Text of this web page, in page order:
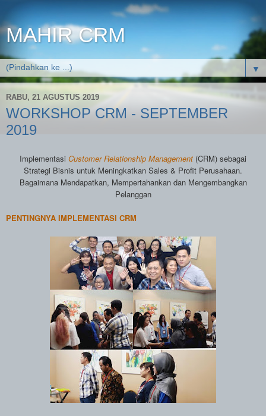
MAHIR CRM
▼
RABU, 21 AGUSTUS 2019
WORKSHOP CRM - SEPTEMBER
2019
Implementasi Customer Relationship Management (CRM) sebagai
Strategi Bisnis untuk Meningkatkan Sales & Profit Perusahaan.
Bagaimana Mendapatkan, Mempertahankan dan Mengembangkan
Pelanggan
PENTINGNYA IMPLEMENTASI CRM